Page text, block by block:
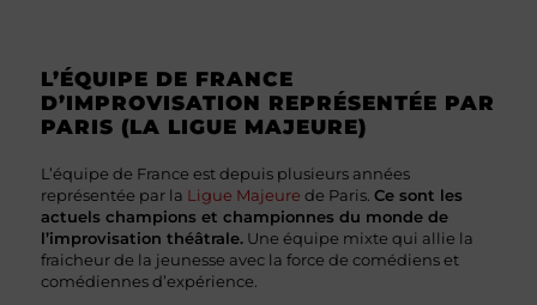
L’ÉQUIPE DE FRANCE
D’IMPROVISATION REPRÉSENTÉE PAR
PARIS (LA LIGUE MAJEURE)
L’équipe de France est depuis plusieurs années
représentée par la Ligue Majeure de Paris. Ce sont les
actuels champions et championnes du monde de
l’improvisation théâtrale. Une équipe mixte qui allie la
fraicheur de la jeunesse avec la force de comédiens et
comédiennes d’expérience.